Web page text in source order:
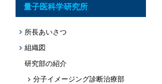
ム・データベース成果物一覧
量子医科学研究所
所長あいさつ
組織図
研究部の紹介
分子イメージング診断治療部